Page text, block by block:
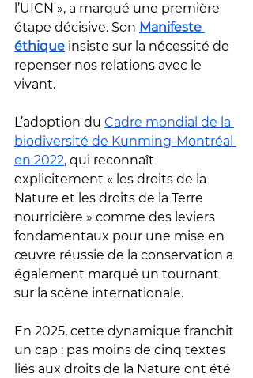
l’UICN », a marqué une première
étape décisive. Son Manifeste
éthique insiste sur la nécessité de
repenser nos relations avec le
vivant.
L’adoption du Cadre mondial de la
biodiversité de Kunming-Montréal
en 2022, qui reconnaît
explicitement « les droits de la
Nature et les droits de la Terre
nourricière » comme des leviers
fondamentaux pour une mise en
œuvre réussie de la conservation a
également marqué un tournant
sur la scène internationale.
En 2025, cette dynamique franchit
un cap : pas moins de cinq textes
liés aux droits de la Nature ont été